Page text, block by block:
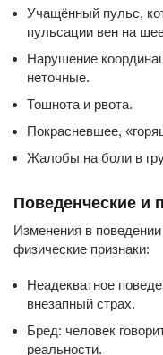
Учащённый пульс,
пульсации вен на
Нарушение
неточные.
Тошнота и рвота.
Покрасневшее,
Жалобы на боли в
Поведенческие и
Изменения в
физические признаки:
Неадекватное
внезапный страх.
Бред: человек
реальности.